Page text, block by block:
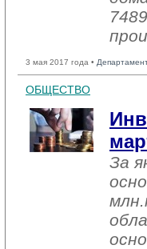
3 мая 2017 года •
ОБЩЕСТВО
За